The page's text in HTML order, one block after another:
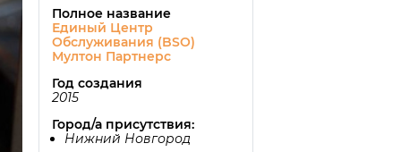
Полное название
Единый Центр
Обслуживания (BSO)
Мултон Партнерс
Год создания
2015
Город/а присутствия:
Нижний Новгород